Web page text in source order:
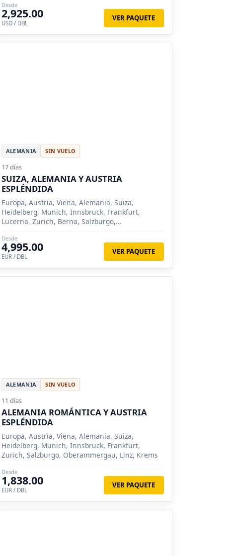
Desde
2,925.00
USD / DBL
VER PAQUETE
ALEMANIA SIN VUELO
17 días
SUIZA, ALEMANIA Y AUSTRIA
ESPLÉNDIDA
Europa, Austria, Viena, Alemania, Suiza,
Heidelberg, Munich, Innsbruck, Frankfurt,
Lucerna, Zurich, Berna, Salzburgo,
Selva Negra, Ginebra (Suiza)), Montreux,
Zermatt, St Moritz, Vaduz
Desde
4,995.00
EUR / DBL
VER PAQUETE
ALEMANIA SIN VUELO
11 días
ALEMANIA ROMÁNTICA Y AUSTRIA
ESPLÉNDIDA
Europa, Austria, Viena, Alemania, Suiza,
Heidelberg, Munich, Innsbruck, Frankfurt,
Zurich, Salzburgo, Oberammergau, Linz, Krems
Desde
1,838.00
EUR / DBL
VER PAQUETE